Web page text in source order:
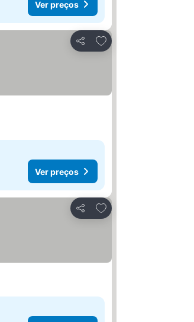
Ver preços
Partilhar
Adicionar aos favoritos
Ver preços
Partilhar
Adicionar aos favoritos